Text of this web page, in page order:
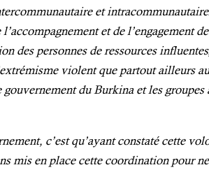
et
et de l’engagement
des personnes de ressources
violent que partout ailleurs
du Burkina et les groupes
c’est qu’ayant constaté cette
mis en place cette coordination pour